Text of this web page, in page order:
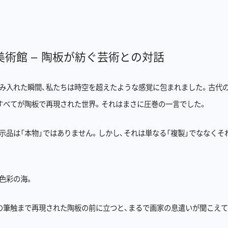
術館 – 陶板が紡ぐ芸術との対話
入れた瞬間、私たちは時空を超えたような感覚に包まれました。古代
べてが陶板で再現された世界。それはまさに圧巻の一言でした。
品は「本物」ではありません。しかし、それは単なる「複製」でななくそ
彩の海。
筆触まで再現された陶板の前に立つと、まるで画家の息遣いが聞こえ